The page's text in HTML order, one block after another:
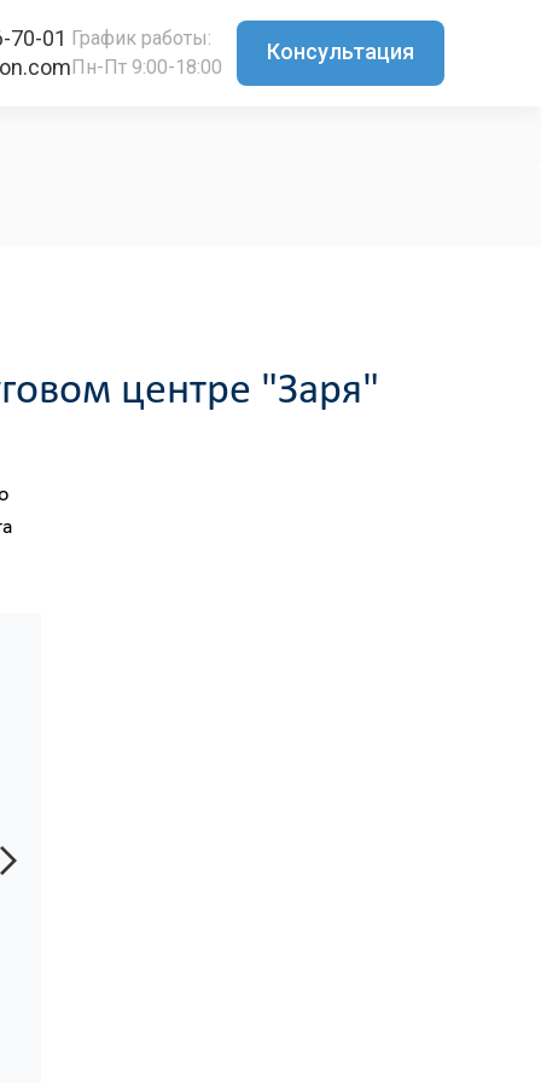
70-01 График работы:
Пн-Пт 9:00-18:00
Консультация
центре "Заря"